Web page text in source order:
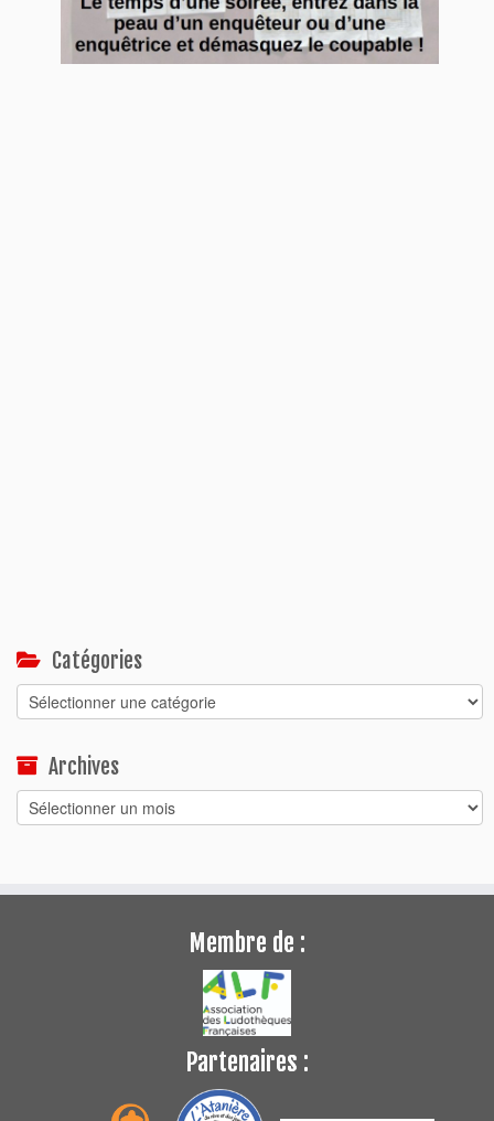
Catégories
Catégories
Archives
Archives
Membre de :
Partenaires :